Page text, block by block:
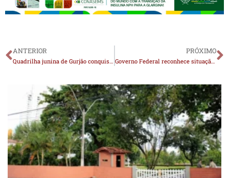
ANTERIOR
Quadrilha junina de Gurjão conquista segundo lugar em festival em Campina Grande
PRÓXIMO
Governo Federal reconhece situação de emergência na maioria das cidades do Cariri